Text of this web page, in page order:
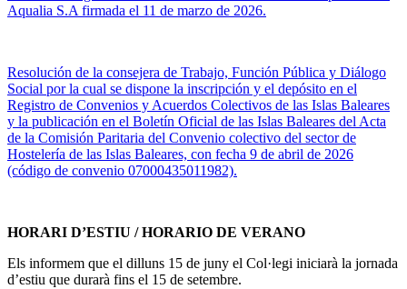
Aqualia S.A firmada el 11 de marzo de 2026.
Resolución de la consejera de Trabajo, Función Pública y Diálogo
Social por la cual se dispone la inscripción y el depósito en el
Registro de Convenios y Acuerdos Colectivos de las Islas Baleares
y la publicación en el Boletín Oficial de las Islas Baleares del Acta
de la Comisión Paritaria del Convenio colectivo del sector de
Hostelería de las Islas Baleares, con fecha 9 de abril de 2026
(código de convenio 07000435011982).
HORARI D’ESTIU / HORARIO DE VERANO
Els informem que el dilluns 15 de juny el Col·legi iniciarà la jornada
d’estiu que durarà fins el 15 de setembre.